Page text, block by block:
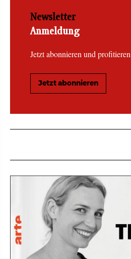
Newsletter
Anmeldung
Jetzt abonnieren und profitieren
Jetzt abonnieren